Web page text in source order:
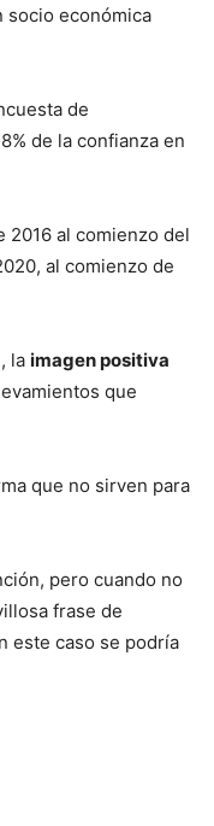
socio económica
de
de la confianza en
2016 al comienzo del
al comienzo de
la imagen positiva
que
que no sirven para
pero cuando no
frase de
este caso se podría